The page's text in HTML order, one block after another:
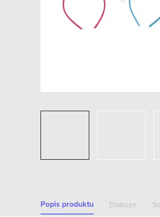
Popis produktu Diskuze